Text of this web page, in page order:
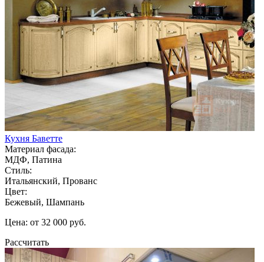
Кухня Баветте
Материал фасада:
МДФ, Патина
Стиль:
Итальянский, Прованс
Цвет:
Бежевый, Шампань
Цена: от 32 000 руб.
Рассчитать